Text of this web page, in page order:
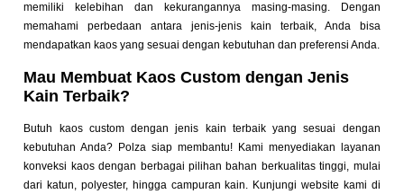
memiliki kelebihan dan kekurangannya masing-masing. Dengan
memahami perbedaan antara jenis-jenis kain terbaik, Anda bisa
mendapatkan kaos yang sesuai dengan kebutuhan dan preferensi Anda.
Mau Membuat Kaos Custom dengan Jenis
Kain Terbaik?
Butuh kaos custom dengan jenis kain terbaik yang sesuai dengan
kebutuhan Anda? Polza siap membantu! Kami menyediakan layanan
konveksi kaos dengan berbagai pilihan bahan berkualitas tinggi, mulai
dari katun, polyester, hingga campuran kain. Kunjungi website kami di